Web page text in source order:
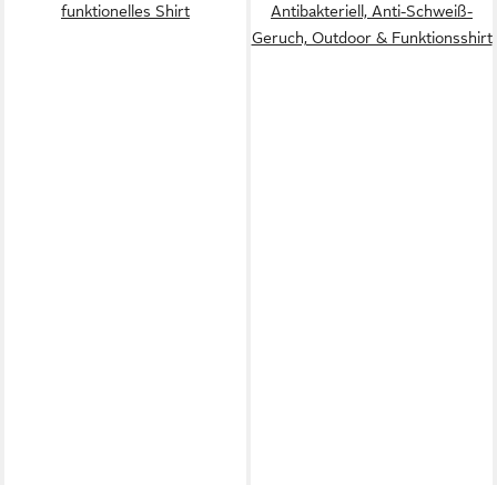
funktionelles Shirt
Antibakteriell, Anti-Schweiß-
Geruch, Outdoor & Funktionsshirt